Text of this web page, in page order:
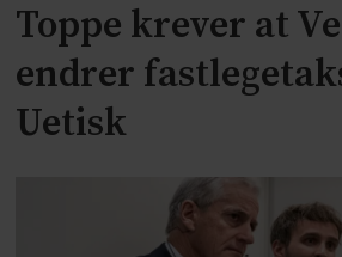
Toppe krever at
endrer
Uetisk